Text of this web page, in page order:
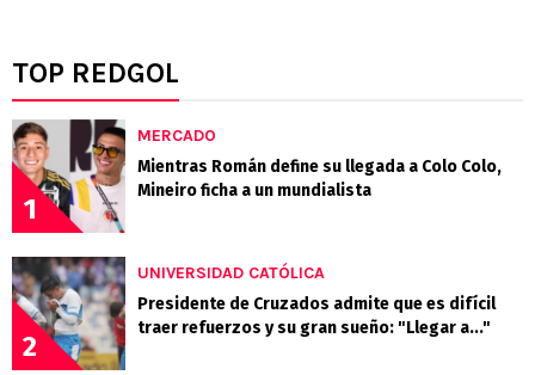
TOP REDGOL
1
MERCADO
Mientras Román define su llegada a Colo Colo,
Mineiro ficha a un mundialista
2
UNIVERSIDAD CATÓLICA
Presidente de Cruzados admite que es difícil
traer refuerzos y su gran sueño: "Llegar a..."